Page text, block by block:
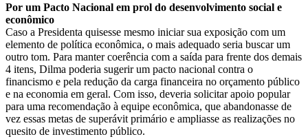
Por um Pacto Nacional em prol do desenvolvimento social e
econômico
Caso a Presidenta quisesse mesmo iniciar sua exposição com um
elemento de política econômica, o mais adequado seria buscar um
outro tom. Para manter coerência com a saída para frente dos demais
4 itens, Dilma poderia sugerir um pacto nacional contra o
financismo e pela redução da carga financeira no orçamento público
e na economia em geral. Com isso, deveria solicitar apoio popular
para uma recomendação à equipe econômica, que abandonasse de
vez essas metas de superávit primário e ampliasse as realizações no
quesito de investimento público.